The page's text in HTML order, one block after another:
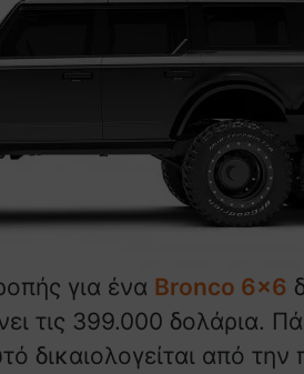
για ένα Bronco 6×6
τις 399.000 δολάρια.
δικαιολογείται από